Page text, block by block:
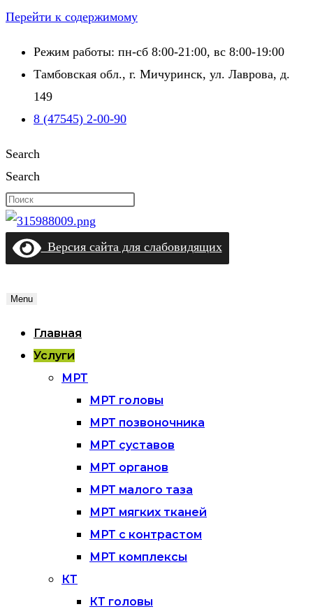
Перейти к содержимому
Режим работы: пн-сб 8:00-21:00, вс 8:00-19:00
Тамбовская обл., г. Мичуринск, ул. Лаврова, д.
149
8 (47545) 2-00-90
Search
Search
Версия сайта для слабовидящих
Menu
Главная
Услуги
МРТ
МРТ головы
МРТ позвоночника
МРТ суставов
МРТ органов
МРТ малого таза
МРТ мягких тканей
МРТ с контрастом
МРТ комплексы
КТ
КТ головы